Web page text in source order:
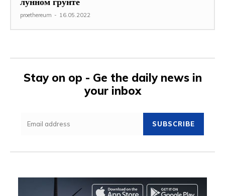
proethereum - 16.05.2022
Stay on op - Ge the daily news in
your inbox
SUBSCRIBE